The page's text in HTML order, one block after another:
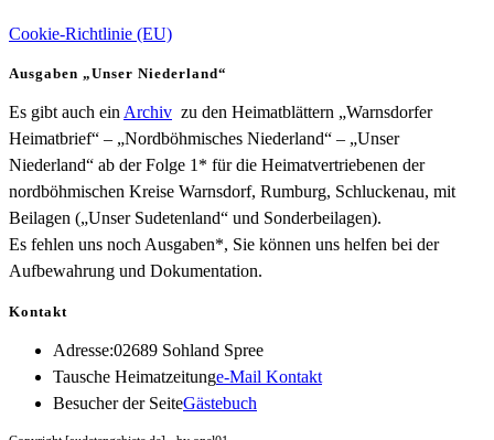
Cookie-Richtlinie (EU)
Ausgaben „Unser Niederland“
Es gibt auch einArchiv zu den Heimatblättern „Warnsdorfer
Heimatbrief“ – „Nordböhmisches Niederland“ – „Unser
Niederland“ ab der Folge 1* für die Heimatvertriebenen der
nordböhmischen Kreise Warnsdorf, Rumburg, Schluckenau, mit
Beilagen („Unser Sudetenland“ und Sonderbeilagen).
Es fehlen uns noch Ausgaben*, Sie können uns helfen bei der
Aufbewahrung und Dokumentation.
Kontakt
Adresse:02689 Sohland Spree
Tausche Heimatzeitunge-Mail KontaktOpens
Besucher der SeiteGästebuch